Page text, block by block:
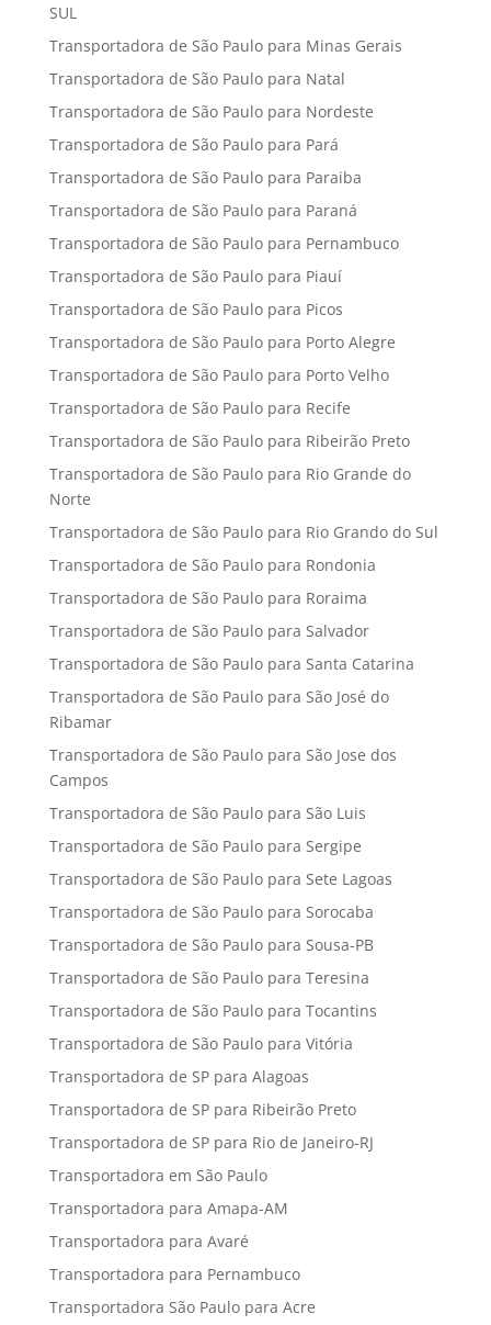
SUL
Transportadora de São Paulo para Minas Gerais
Transportadora de São Paulo para Natal
Transportadora de São Paulo para Nordeste
Transportadora de São Paulo para Pará
Transportadora de São Paulo para Paraiba
Transportadora de São Paulo para Paraná
Transportadora de São Paulo para Pernambuco
Transportadora de São Paulo para Piauí
Transportadora de São Paulo para Picos
Transportadora de São Paulo para Porto Alegre
Transportadora de São Paulo para Porto Velho
Transportadora de São Paulo para Recife
Transportadora de São Paulo para Ribeirão Preto
Transportadora de São Paulo para Rio Grande do
Norte
Transportadora de São Paulo para Rio Grando do Sul
Transportadora de São Paulo para Rondonia
Transportadora de São Paulo para Roraima
Transportadora de São Paulo para Salvador
Transportadora de São Paulo para Santa Catarina
Transportadora de São Paulo para São José do
Ribamar
Transportadora de São Paulo para São Jose dos
Campos
Transportadora de São Paulo para São Luis
Transportadora de São Paulo para Sergipe
Transportadora de São Paulo para Sete Lagoas
Transportadora de São Paulo para Sorocaba
Transportadora de São Paulo para Sousa-PB
Transportadora de São Paulo para Teresina
Transportadora de São Paulo para Tocantins
Transportadora de São Paulo para Vitória
Transportadora de SP para Alagoas
Transportadora de SP para Ribeirão Preto
Transportadora de SP para Rio de Janeiro-RJ
Transportadora em São Paulo
Transportadora para Amapa-AM
Transportadora para Avaré
Transportadora para Pernambuco
Transportadora São Paulo para Acre